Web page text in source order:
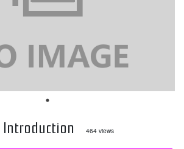
Introduction 464 views